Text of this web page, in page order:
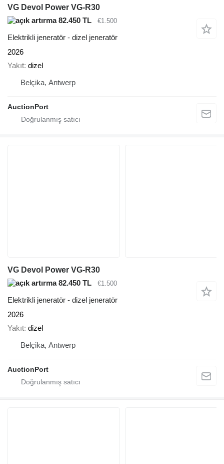
VG Devol Power VG-R30
82.450 TL
€1.500
Elektrikli jeneratör - dizel jeneratör
2026
Yakıt dizel
Belçika, Antwerp
AuctionPort
VG Devol Power VG-R30
82.450 TL
€1.500
Elektrikli jeneratör - dizel jeneratör
2026
Yakıt dizel
Belçika, Antwerp
AuctionPort